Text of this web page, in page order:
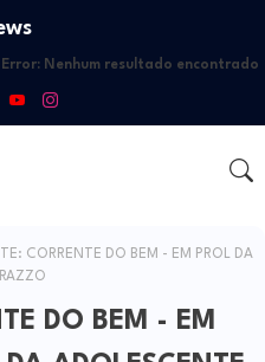
Error: Nenhum resultado encontrado
CORRENTE DO BEM - EM PROL DA
DO BEM - EM